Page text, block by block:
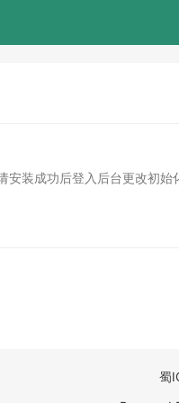
装成功后登入后台更改初始
蜀